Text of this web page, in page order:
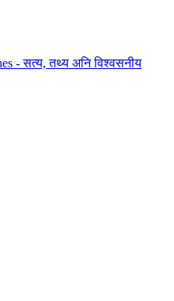
- सत्य, तथ्य अनि विश्वसनीय